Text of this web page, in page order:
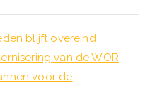
blijft overeind
van de WOR
voor de